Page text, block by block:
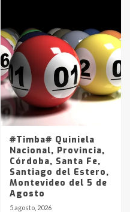
#Timba# Quiniela
Nacional, Provincia,
Córdoba, Santa Fe,
Santiago del Estero,
Montevideo del 5 de
Agosto
5 agosto, 2026